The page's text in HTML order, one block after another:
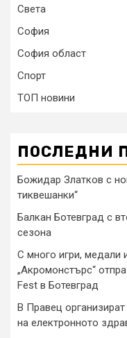
Света
София
София област
Спорт
ТОП новини
ПОСЛЕДНИ
Божидар Златков с
тиквешанки“
Балкан Ботевград с
сезона
С много игри, медали
„Акромонстърс“
Fest в Ботевград
В Правец
на електронното